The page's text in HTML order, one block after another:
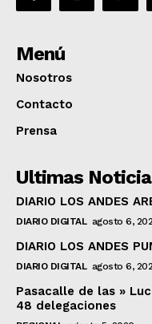
Menú
Nosotros
Contacto
Prensa
Ultimas
DIARIO LOS ANDES
DIARIO DIGITAL agosto 6,
DIARIO LOS ANDES
DIARIO DIGITAL agosto 6,
Pasacalle de las »
48 delegaciones